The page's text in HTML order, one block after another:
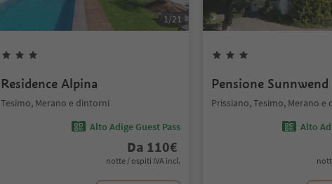
1/21
Residence Alpina
Tesimo, Merano e dintorni
Alto Adige Guest Pass
Da 110€
notte / ospiti IVA incl.
Pensione Sunnwend
Prissiano, Tesimo, Merano
Alto